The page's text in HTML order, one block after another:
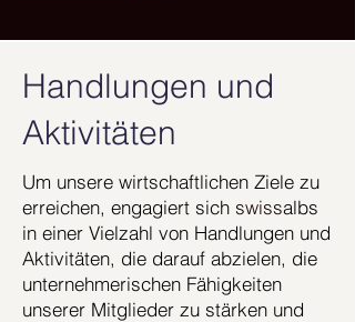
Handlungen und
Aktivitäten
Um unsere wirtschaftlichen Ziele zu
erreichen, engagiert sich swissalbs
in einer Vielzahl von Handlungen und
Aktivitäten, die darauf abzielen, die
unternehmerischen Fähigkeiten
unserer Mitglieder zu stärken und